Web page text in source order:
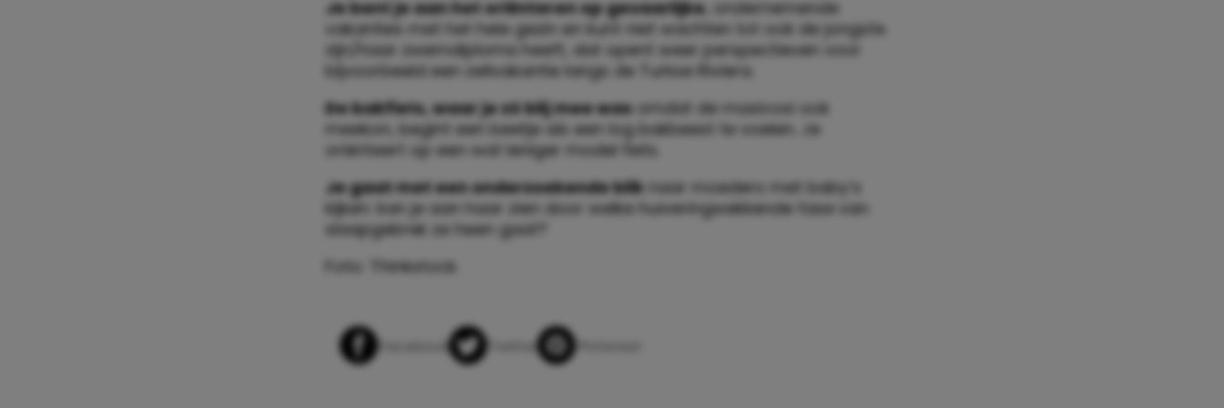
Je bent je aan het oriënteren op gevaarlijke, ondernemende
vakanties met het hele gezin en kunt niet wachten tot ook de jongste
zijn/haar zwemdiploma heeft, dat opent weer perspectieven voor
bijvoorbeeld een zeilvakantie langs de Turkse Riviera.
De bakfiets, waar je zó blij mee wasomdat de maxicosi ook
meekon, begint een beetje als een log bakbeest te voelen. Je
oriënteert op een wat leniger model fiets.
Je gaat met een onderzoekende blik naar moeders met baby’s
kijken: kan je aan haar zien door welke huiveringwekkende fase van
slaapgebrek ze heen gaat?
Foto: Thinkstock.
Whatsapp